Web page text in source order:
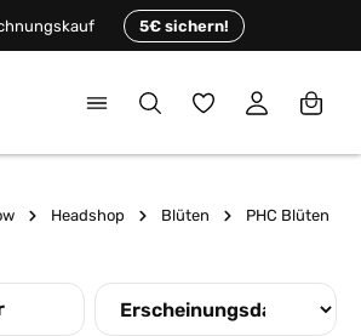
5€ sichern!
Du hast 0
Headshop Blüten PHC Blüten